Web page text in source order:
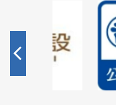
2
枚
目
の